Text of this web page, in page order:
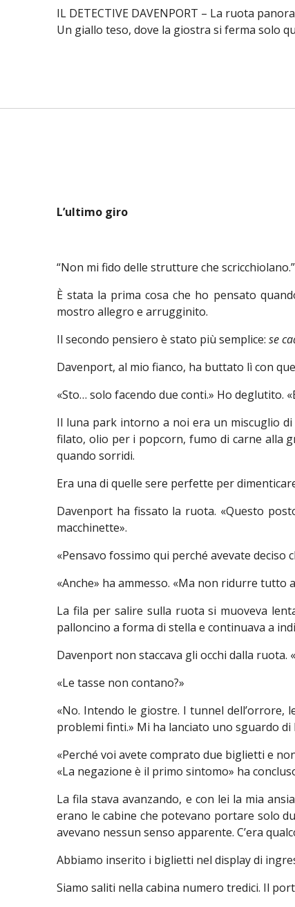
IL DETECTIVE DAVENPORT – La ruota
Un giallo teso, dove la giostra si ferma solo
L’ultimo giro
“Non mi fido delle strutture che scricchiolano.”
È stata la prima cosa che ho pensato
mostro allegro e arrugginito.
Il secondo pensiero è stato più semplice: se
Davenport, al mio fianco, ha buttato lì con
«Sto… solo facendo due conti.» Ho deglutito.
Il luna park intorno a noi era un miscuglio
filato, olio per i popcorn, fumo di carne alla
quando sorridi.
Era una di quelle sere perfette per
Davenport ha fissato la ruota. «Questo
macchinette».
«Pensavo fossimo qui perché avevate deciso
«Anche» ha ammesso. «Ma non ridurre tutto
La fila per salire sulla ruota si muoveva
palloncino a forma di stella e continuava a
Davenport non staccava gli occhi dalla ruota.
«Le tasse non contano?»
«No. Intendo le giostre. I tunnel
problemi finti.» Mi ha lanciato uno sguardo di
«Perché voi avete comprato due biglietti e
«La negazione è il primo sintomo» ha
La fila stava avanzando, e con lei la mia
erano le cabine che potevano portare solo
avevano nessun senso apparente. C’era
Abbiamo inserito i biglietti nel display di
Siamo saliti nella cabina numero tredici. Il